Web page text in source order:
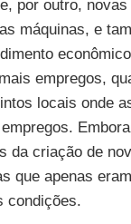
por outro,
máquinas, e
empregos,
locais onde
da criação de
que apenas
condições.